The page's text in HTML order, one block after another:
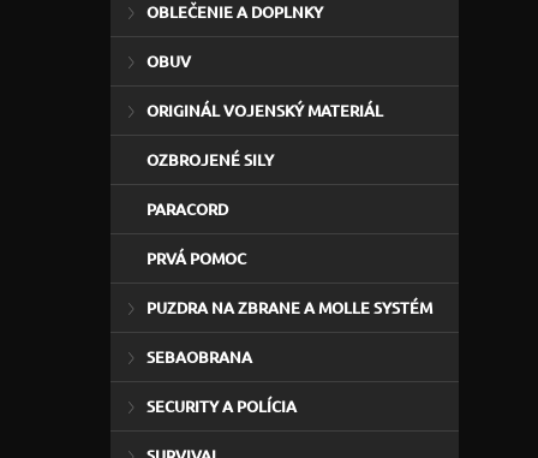
OBLEČENIE A DOPLNKY
OBUV
ORIGINÁL VOJENSKÝ MATERIÁL
OZBROJENÉ SILY
PARACORD
PRVÁ POMOC
PUZDRA NA ZBRANE A MOLLE SYSTÉM
SEBAOBRANA
SECURITY A POLÍCIA